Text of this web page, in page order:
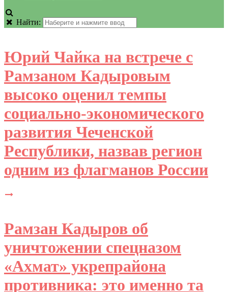
Найти:
Юрий Чайка на встрече с
Рамзаном Кадыровым
высоко оценил темпы
социально-экономического
развития Чеченской
Республики, назвав регион
одним из флагманов России
Рамзан Кадыров об
уничтожении спецназом
«Ахмат» укрепрайона
противника: это именно та